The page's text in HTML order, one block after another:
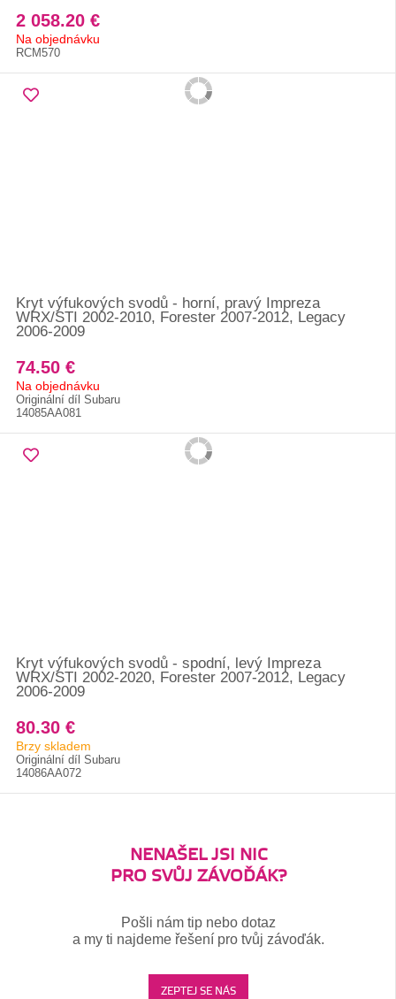
2 058.20 €
Na objednávku
RCM570
Kryt výfukových svodů - horní, pravý Impreza
WRX/STI 2002-2010, Forester 2007-2012, Legacy
2006-2009
74.50 €
Na objednávku
Originální díl Subaru
14085AA081
Kryt výfukových svodů - spodní, levý Impreza
WRX/STI 2002-2020, Forester 2007-2012, Legacy
2006-2009
80.30 €
Brzy skladem
Originální díl Subaru
14086AA072
NENAŠEL JSI NIC
PRO SVŮJ ZÁVOĎÁK?
Pošli nám tip nebo dotaz
a my ti najdeme řešení pro tvůj závoďák.
ZEPTEJ SE NÁS